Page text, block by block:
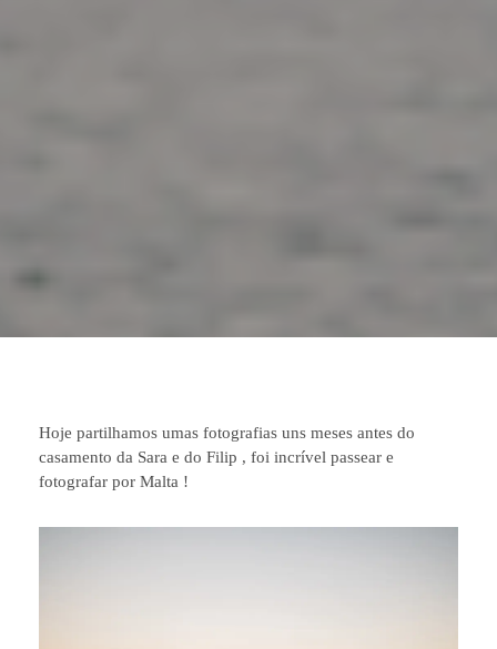
Hoje partilhamos umas fotografias uns meses antes do
casamento da Sara e do Filip , foi incrível passear e
fotografar por Malta !